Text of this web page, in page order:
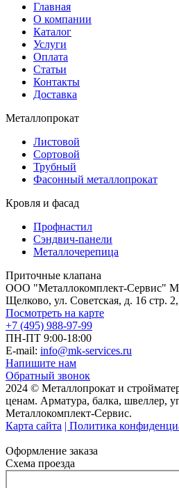
Главная
О компании
Каталог
Услуги
Оплата
Статьи
Контакты
Доставка
Металлопрокат
Листовой
Сортовой
Трубный
Фасонный металлопрокат
Кровля и фасад
Профнастил
Сэндвич-панели
Металлочерепица
Приточные клапана
ООО "Металлокомплект-Сервис"
Щелково, ул. Советская, д. 16 стр.
Посмотреть на карте
+7 (495) 988-97-99
ПН-ПТ 9:00-18:00
E-mail: info@mk-services.ru
Напишите нам
Обратный звонок
2024 © Металлопрокат и
ценам. Арматура, балка, швеллер,
Металлокомплект-Сервис.
Карта сайта | Политика
Оформление заказа
Схема проезда